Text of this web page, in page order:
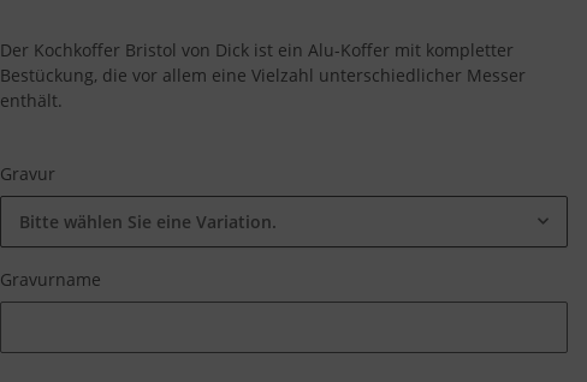
Der Kochkoffer Bristol von Dick ist ein Alu-Koffer mit kompletter
Bestückung, die vor allem eine Vielzahl unterschiedlicher Messer
enthält.
Gravur
Bitte wählen Sie eine Variation.
Gravurname